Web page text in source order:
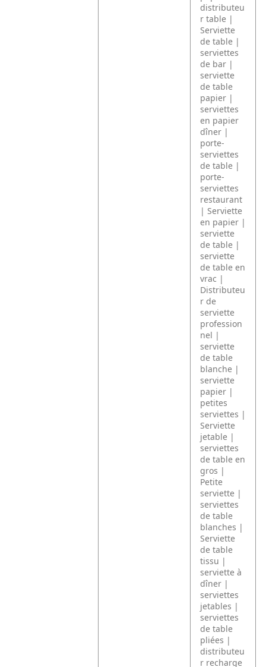
distributeu
r table |
Serviette
de table |
serviettes
de bar |
serviette
de table
papier |
serviettes
en papier
dîner |
porte-
serviettes
de table |
porte-
serviettes
restaurant
| Serviette
en papier |
serviette
de table |
serviette
de table en
vrac |
Distributeu
r de
serviette
profession
nel |
serviette
de table
blanche |
serviette
papier |
petites
serviettes |
Serviette
jetable |
serviettes
de table en
gros |
Petite
serviette |
serviettes
de table
blanches |
Serviette
de table
tissu |
serviette à
dîner |
serviettes
jetables |
serviettes
de table
pliées |
distributeu
r recharge